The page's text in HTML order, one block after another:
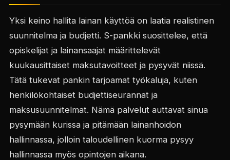
Yksi keino hallita lainan käyttöä on laatia realistinen
suunnitelma ja budjetti. S-pankki suosittelee, että
opiskelijat ja lainansaajat määrittelevät
kuukausittaiset maksutavoitteet ja pysyvät niissä.
Tätä tukevat pankin tarjoamat työkaluja, kuten
henkilökohtaiset budjettiseurannat ja
maksusuunnitelmat. Nämä palvelut auttavat sinua
pysymään kurissa ja pitämään lainanhoidon
hallinnassa, jolloin taloudellinen kuorma pysyy
hallinnassa myös opintojen aikana.